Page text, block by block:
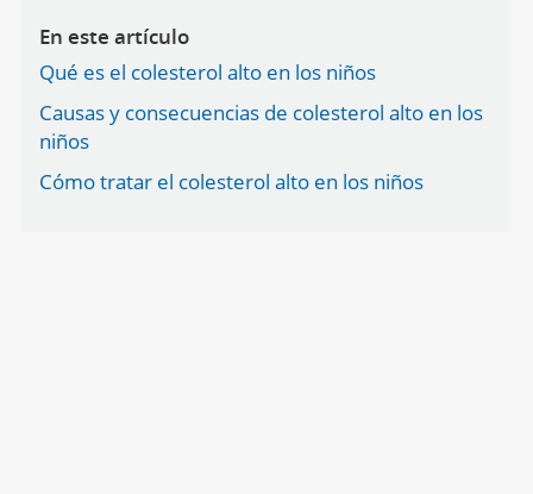
En este artículo
Qué es el colesterol alto en los niños
Causas y consecuencias de colesterol alto en los
niños
Cómo tratar el colesterol alto en los niños